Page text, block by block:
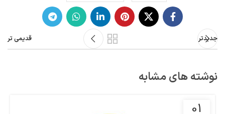
جدیدتر قدیمی تر
نوشته های مشابه
01